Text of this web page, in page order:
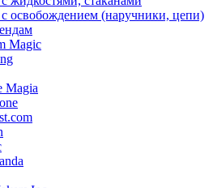
освобождением (наручники, цепи)
Magic
Magia